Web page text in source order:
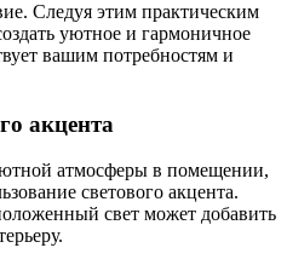
Следуя этим практическим
уютное и гармоничное
вашим потребностям и
акцента
атмосферы в помещении,
светового акцента.
свет может добавить